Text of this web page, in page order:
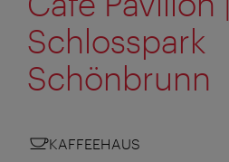
Schlosspark
Schönbrunn
KAFFEEHAUS